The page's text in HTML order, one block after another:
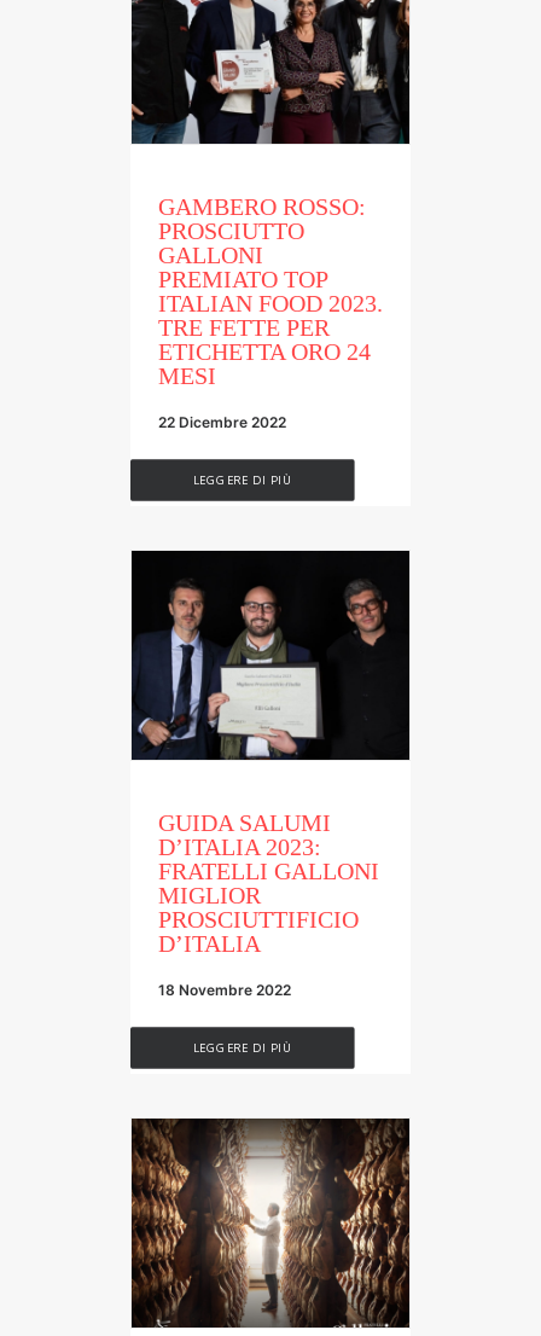
GAMBERO ROSSO:
PROSCIUTTO
GALLONI
PREMIATO TOP
ITALIAN FOOD 2023.
TRE FETTE PER
ETICHETTA ORO 24
MESI
22 Dicembre 2022
LEGGERE DI PIÙ
GUIDA SALUMI
D’ITALIA 2023:
FRATELLI GALLONI
MIGLIOR
PROSCIUTTIFICIO
D’ITALIA
18 Novembre 2022
LEGGERE DI PIÙ